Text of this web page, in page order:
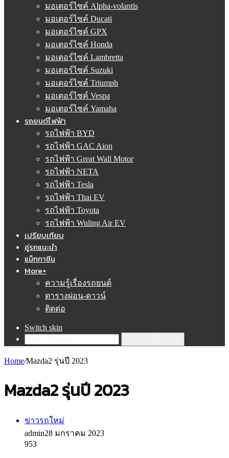
มอเตอร์ไซค์ Alpha-volantis
มอเตอร์ไซค์ Ducati
มอเตอร์ไซค์ GPX
มอเตอร์ไซค์ Honda
มอเตอร์ไซค์ Lambretta
มอเตอร์ไซค์ Suzuki
มอเตอร์ไซค์ Triumph
มอเตอร์ไซค์ Vespa
มอเตอร์ไซค์ Yamaha
รถยนต์ไฟฟ้า
รถไฟฟ้า BYD
รถไฟฟ้า GAC Aion
รถไฟฟ้า Great Wall Motor
รถไฟฟ้า NETA
รถไฟฟ้า Tesla
รถไฟฟ้า Thai EV
รถไฟฟ้า Toyota
รถไฟฟ้า Wuling Air EV
เปรียบเทียบ
อู่รถแนะนำ
แม็กกาซีน
More+
ความรู้เรื่องรถยนต์
ตารางผ่อน-ดาวน์
ติดต่อ
Switch skin
Home/Mazda2 รุ่นปี 2023
Mazda2 รุ่นปี 2023
ข่าวรถใหม่
admin28 มกราคม 2023
953